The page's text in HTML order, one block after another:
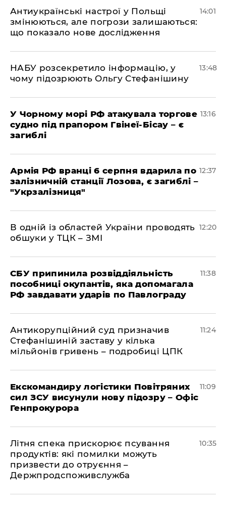
Антиукраїнські настрої у Польщі
змінюються, але погрози залишаються:
що показало нове дослідження
14:01
НАБУ розсекретило інформацію, у
чому підозрюють Ольгу Стефанішину
13:48
У Чорному морі РФ атакувала торгове
судно під прапором Гвінеї-Бісау – є
загиблі
13:16
Армія РФ вранці 6 серпня вдарила по
залізничній станції Лозова, є загиблі –
"Укрзалізниця"
12:37
В одній із областей України проводять
обшуки у ТЦК – ЗМІ
12:20
СБУ припинила розвіддіяльність
пособниці окупантів, яка допомагала
РФ завдавати ударів по Павлограду
11:38
Антикорупційний суд призначив
Стефанішиній заставу у кілька
мільйонів гривень – подробиці ЦПК
11:24
Екскомандиру логістики Повітряних
сил ЗСУ висунули нову підозру – Офіс
Генпрокурора
11:09
Літня спека прискорює псування
продуктів: які помилки можуть
призвести до отруєння –
Держпродспоживслужба
10:35